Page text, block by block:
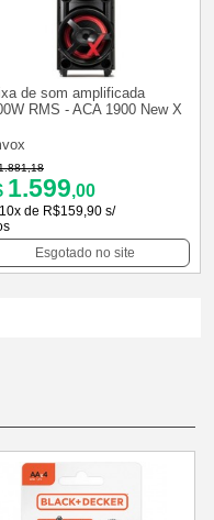
de som amplificada
RMS - ACA 1900 New X
1.599,00
de R$159,90 s/
Esgotado no site